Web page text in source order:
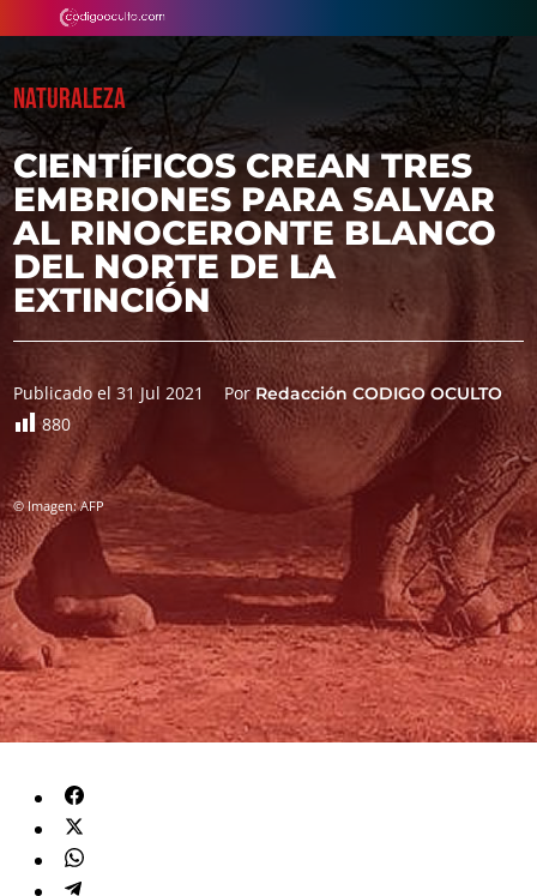
NATURALEZA
CIENTÍFICOS CREAN TRES
EMBRIONES PARA SALVAR
AL RINOCERONTE BLANCO
DEL NORTE DE LA
EXTINCIÓN
Publicado el 31 Jul 2021 PorRedacción CODIGO OCULTO
880
© Imagen: AFP